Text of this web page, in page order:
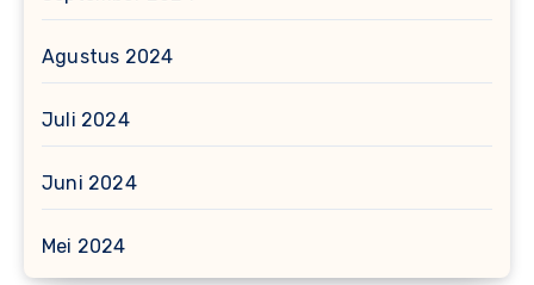
Agustus 2024
Juli 2024
Juni 2024
Mei 2024